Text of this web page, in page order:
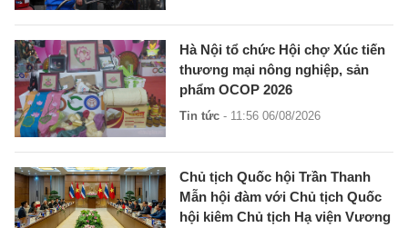
Hà Nội tổ chức Hội chợ Xúc tiến
thương mại nông nghiệp, sản
phẩm OCOP 2026
Tin tức - 11:56 06/08/2026
Chủ tịch Quốc hội Trần Thanh
Mẫn hội đàm với Chủ tịch Quốc
hội kiêm Chủ tịch Hạ viện Vương